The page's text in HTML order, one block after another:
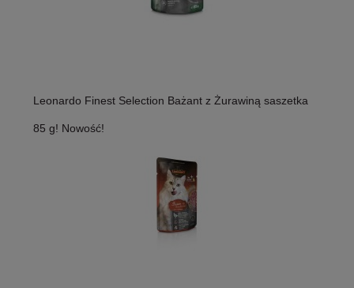
Leonardo Finest Selection Bażant z Żurawiną saszetka
85 g! Nowość!